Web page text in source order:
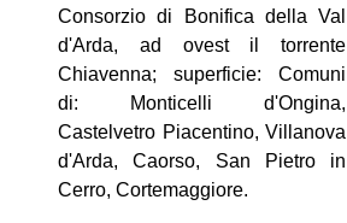
Consorzio di Bonifica della Val
d'Arda, ad ovest il torrente
Chiavenna; superficie: Comuni
di: Monticelli d'Ongina,
Castelvetro Piacentino, Villanova
d'Arda, Caorso, San Pietro in
Cerro, Cortemaggiore.